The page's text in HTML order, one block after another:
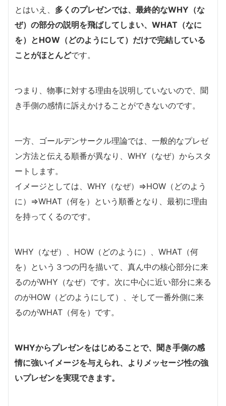
とはいえ、 多くのプレゼンでは、最終的なWHY（な
ぜ）の部分の説明を飛ばしてしまい、WHAT（なに
を）とHOW（どのようにして）だけで完結している
ことがほとんどです。
つまり、物事に対する理由を説明していないので、聞
き手側の感情に訴えかけることができないのです。
一方、ゴールデンサークル理論では、一般的なプレゼ
ン方法と伝える順番が異なり、WHY（なぜ）からスタ
ートします。
イメージとしては、WHY（なぜ）⇒HOW（どのよう
に）⇒WHAT（何を）という順番となり、最初に理由
を持ってくるのです。
WHY（なぜ）、HOW（どのように）、WHAT（何
を）という３つの円を描いて、真ん中の核心部分に来
るのがWHY（なぜ）です。次に中心に近い部分に来る
のがHOW（どのようにして）、そして一番外側に来
るのがWHAT（何を）です。
WHYからプレゼンをはじめることで、聞き手側の感
情に強いイメージを与えられ、よりメッセージ性の強
いプレゼンを実現できます。